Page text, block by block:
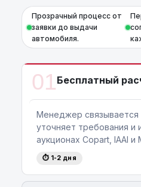
Прозрачный процесс от
заявки до выдачи
автомобиля.
01Бесплатный
Менеджер связывается
уточняет требования и
аукционах Copart, IAAI и
⏱ 1-2 дня